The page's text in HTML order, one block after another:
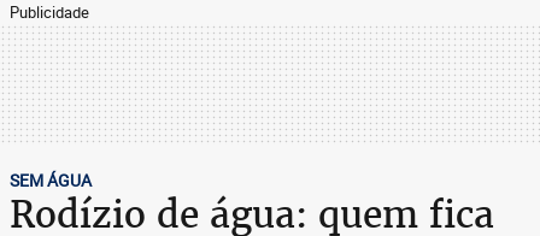
Publicidade
SEM ÁGUA
Rodízio de água: quem fica